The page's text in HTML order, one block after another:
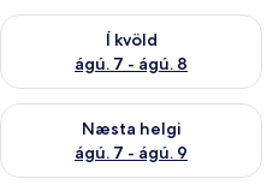
Í kvöld
ágú. 7 - ágú. 8
Athuga framboð í kvöld ágú. 7
Næsta helgi
ágú. 7 - ágú. 9
Athuga framboð næstu helgi